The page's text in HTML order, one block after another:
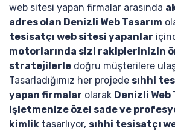
web sitesi yapan firmalar arasında
adres olan Denizli Web Tasarım
tesisatçı web sitesi yapanlar
motorlarında sizi rakiplerinizin
stratejilerle doğru müşterilere
Tasarladığımız her projede sıhhi
yapan firmalar olarak Denizli Web
işletmenize özel sade ve
kimlik tasarlıyor, sıhhi tesisatçı